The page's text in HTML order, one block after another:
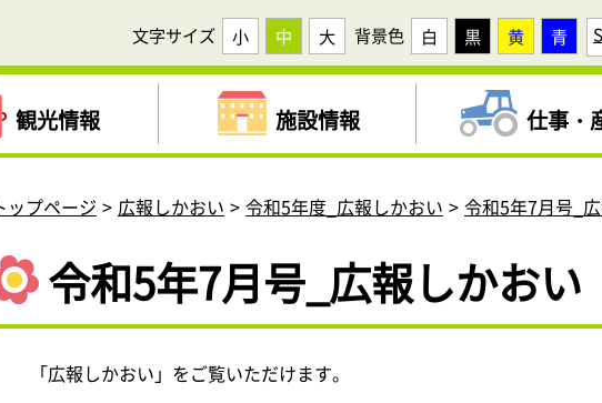
文字サイズ 小 中 大 背景色 白 黒 黄 青
観光情報 施設情報 仕事・
ップページ 広報しかおい 令和5年度_広報しかおい 令和5年7月号_
令和5年7月号_広報しかおい
「広報しかおい」をご覧いただけます。